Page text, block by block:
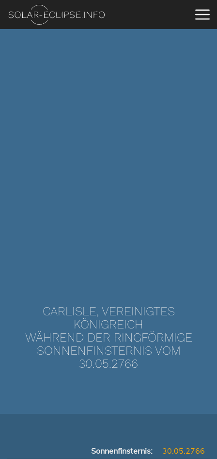
CARLISLE, VEREINIGTES
KÖNIGREICH
WÄHREND DER RINGFÖRMIGE
SONNENFINSTERNIS VOM
30.05.2766
Sonnenfinsternis:
30.05.2766